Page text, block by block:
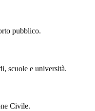
pubblico.
scuole e università.
Civile.